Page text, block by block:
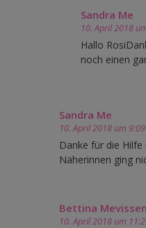
Sandra Me
10. April 2018
Hallo
noch einen
Sandra Me
10. April 2018 um
Danke für die Hilfe
Näherinnen ging
Bettina Mevissen
10. April 2018 um